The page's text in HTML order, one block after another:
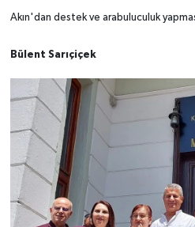
Akın'dan destek ve arabuluculuk
Bülent Sarıçiçek